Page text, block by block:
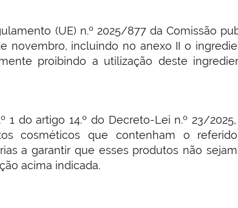
(UE) n.º 2025/877 da Comissão
novembro, incluindo no anexo II o
proibindo a utilização deste
1 do artigo 14.º do Decreto-Lei n.º 23/
cosméticos que contenham o
a garantir que esses produtos não
acima indicada.